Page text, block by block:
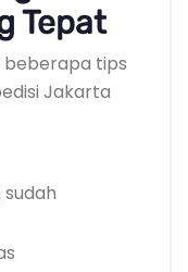
Tepat
beberapa tips
Jakarta